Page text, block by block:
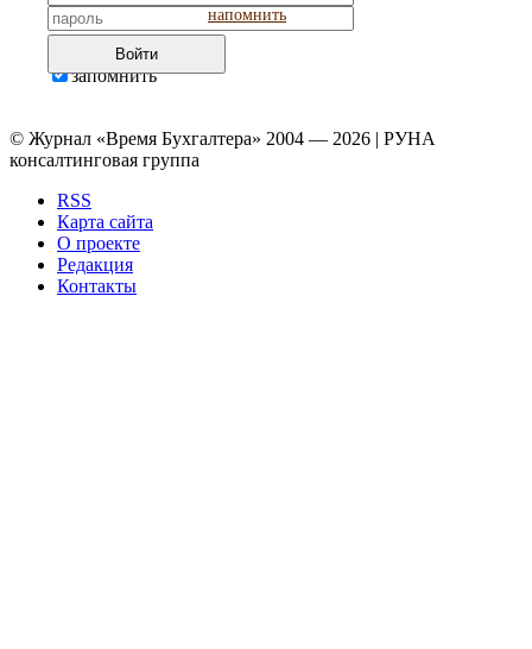
напомнить
Войти
запомнить
© Журнал «Время Бухгалтера» 2004 — 2026 | РУНА
консалтинговая группа
RSS
Карта сайта
О проекте
Редакция
Контакты